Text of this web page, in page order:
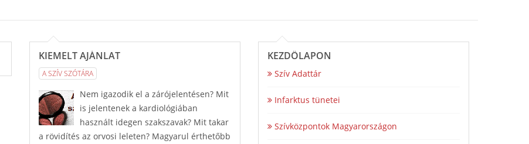
KIEMELT AJÁNLAT
A SZÍV SZÓTÁRA
Nem igazodik el a zárójelentésen? Mit
is jelentenek a kardiológiában
használt idegen szakszavak? Mit takar
a rövidítés az orvosi leleten? Magyarul érthetőbb
KEZDŐLAPON
Szív Adattár
Infarktus tünetei
Szívközpontok Magyarországon